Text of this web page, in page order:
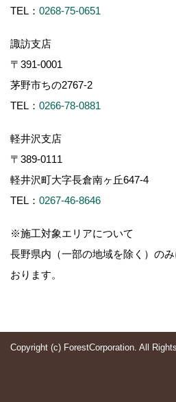
TEL： 0268-75-0651
諏訪支店
〒391-0001
茅野市ちの2767-2
TEL： 0266-78-0881
軽井沢支店
〒389-0111
軽井沢町大字長倉南ヶ丘647-4
TEL： 0267-46-8646
※施工対象エリアについて
長野県内（一部の地域を除く）の
おります。
Copyright (c) ForestCorporation. All